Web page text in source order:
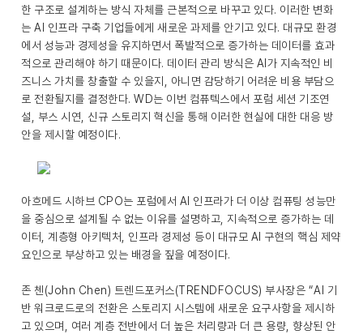
한 구조로 설계하는 방식 자체를 근본적으로 바꾸고 있다. 이러한 변화
는 AI 인프라 구축 기업들에게 새로운 과제를 안기고 있다. 대규모 환경
에서 성능과 경제성을 유지하면서 폭발적으로 증가하는 데이터를 효과
적으로 관리해야 하기 때문이다. 데이터 관리 방식은 AI가 지속적인 비
즈니스 가치를 창출할 수 있을지, 아니면 감당하기 어려운 비용 부담으
로 전환될지를 결정한다. WD는 이번 컴퓨텍스에서 포럼 세션 기조연
설, 부스 시연, 신규 스토리지 혁신을 통해 이러한 현실에 대한 대응 방
안을 제시할 예정이다.
아흐메드 시하브 CPO는 포럼에서 AI 인프라가 더 이상 컴퓨팅 성능만
을 중심으로 설계될 수 없는 이유를 설명하고, 지속적으로 증가하는 데
이터, 계층형 아키텍처, 인프라 경제성 등이 대규모 AI 구현의 핵심 제약
요인으로 부상하고 있는 배경을 짚을 예정이다.
존 첸(John Chen) 트렌드포커스(TRENDFOCUS) 부사장은 “AI 기
반 워크로드로의 전환은 스토리지 시스템에 새로운 요구사항을 제시하
고 있으며, 여러 계층 전반에서 더 높은 처리량과 더 큰 용량, 향상된 안